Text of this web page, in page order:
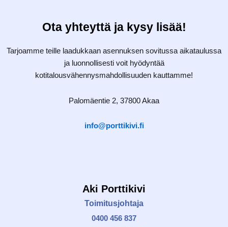
Ota yhteyttä ja kysy lisää!
Tarjoamme teille laadukkaan asennuksen sovitussa aikataulussa
ja luonnollisesti voit hyödyntää
kotitalousvähennysmahdollisuuden kauttamme!
Palomäentie 2, 37800 Akaa
info@porttikivi.fi
Aki Porttikivi
Toimitusjohtaja
0400 456 837